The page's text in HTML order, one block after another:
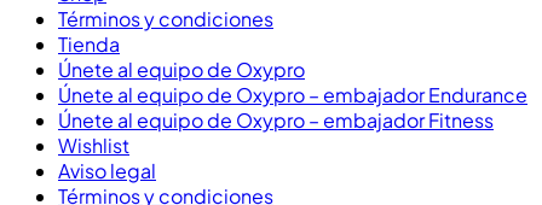
Términos y condiciones
Tienda
Únete al equipo de Oxypro
Únete al equipo de Oxypro – embajador Endurance
Únete al equipo de Oxypro – embajador Fitness
Wishlist
Aviso legal
Términos y condiciones